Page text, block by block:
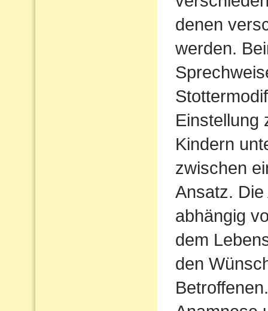
denen
werden.
Einstellung
Kindern
zwischen
Ansatz. Die
abhängig
dem
den